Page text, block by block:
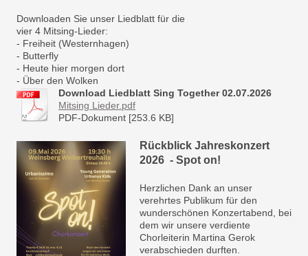
Downloaden Sie unser Liedblatt für die
vier 4 Mitsing-Lieder:
- Freiheit (Westernhagen)
- Butterfly
- Heute hier morgen dort
- Über den Wolken
Download Liedblatt Sing Together 02.07.2026
Mitsing Lieder.pdf
PDF-Dokument [253.6 KB]
Rückblick Jahreskonzert
2026 - Spot on!
Herzlichen Dank an unser
verehrtes Publikum für den
wunderschönen Konzertabend, bei
dem wir unsere verdiente
Chorleiterin Martina Gerok
verabschieden durften.